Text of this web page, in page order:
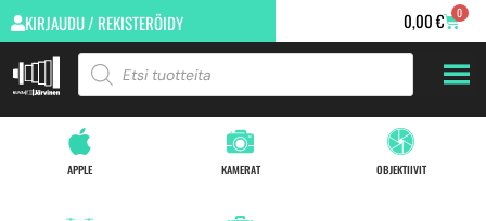
KIRJAUDU / REKISTERÖIDY 0,00€ 0
APPLE KAMERAT OBJEKTIIVIT